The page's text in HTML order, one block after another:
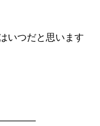
いつだと思います